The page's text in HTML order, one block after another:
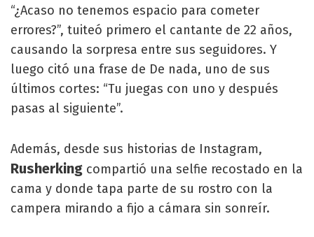
“¿Acaso no tenemos espacio para cometer
errores?”, tuiteó primero el cantante de 22 años,
causando la sorpresa entre sus seguidores. Y
luego citó una frase de De nada, uno de sus
últimos cortes: “Tu juegas con uno y después
pasas al siguiente”.
Además, desde sus historias de Instagram,
Rusherking compartió una selfie recostado en la
cama y donde tapa parte de su rostro con la
campera mirando a fijo a cámara sin sonreír.